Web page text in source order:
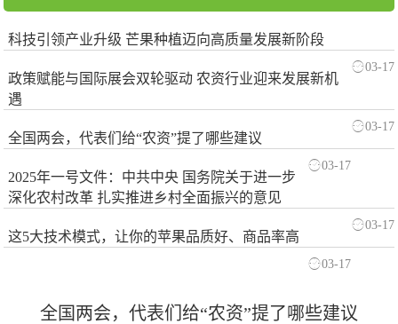
科技引领产业升级 芒果种植迈向高质量发展新阶段
03-17
政策赋能与国际展会双轮驱动 农资行业迎来发展新机
遇
03-17
全国两会，代表们给“农资”提了哪些建议
03-17
2025年一号文件：中共中央 国务院关于进一步
深化农村改革 扎实推进乡村全面振兴的意见
03-17
这5大技术模式，让你的苹果品质好、商品率高
03-17
全国两会，代表们给“农资”提了哪些建议